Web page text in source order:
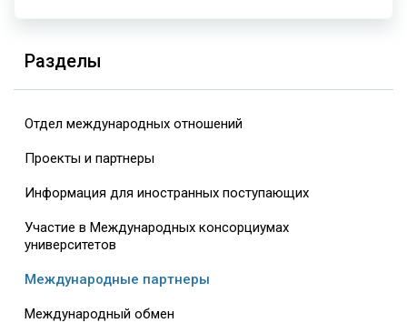
Разделы
Отдел международных отношений
Проекты и партнеры
Информация для иностранных поступающих
Участие в Международных консорциумах
университетов
Международные партнеры
Международный обмен